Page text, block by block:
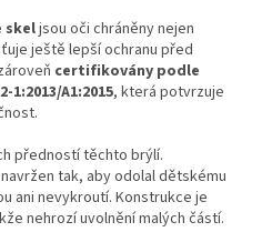
skeljsou oči chráněny nejen
ještě lepší ochranu před
certifikovány podle
1:2013/A1:2015, která potvrzuje
předností těchto brýlí.
tak, aby odolal dětskému
ani nevykroutí. Konstrukce je
nehrozí uvolnění malých částí.